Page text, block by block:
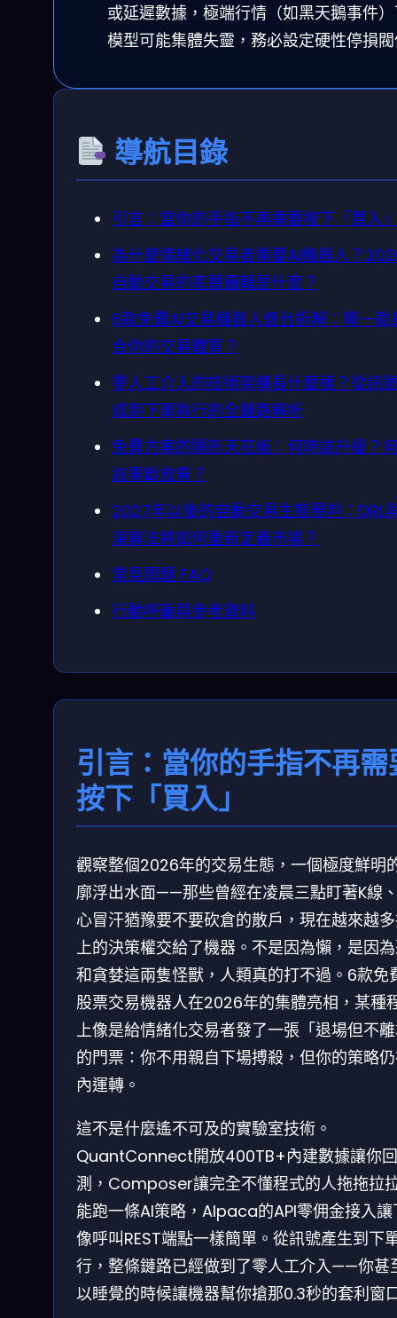
或延遲數據，極端行情（如黑天鵝事件
模型可能集體失靈，務必設定硬性停損
導航目錄
引言：當你的手指不再需要按下「買入
為什麼情緒化交易者需要AI機器人？
自動交易的底層邏輯是什麼？
6款免費AI交易機器人逐台拆解：哪一款
合你的交易體質？
零人工介入的技術架構長什麼樣？從訊
成到下單執行的全鏈路解析
免費方案的隱形天花板：何時該升級？
該果斷放棄？
2027年以後的自動交易生態預判：DRL
演算法將如何重新定義市場？
常見問題 FAQ
行動呼籲與參考資料
引言：當你的手指不再需
按下「買入」
觀察整個2026年的交易生態，一個極度鮮明
廓浮出水面——那些曾經在凌晨三點盯著K線
心冒汗猶豫要不要砍倉的散戶，現在越來越
上的決策權交給了機器。不是因為懶，是因
和貪婪這兩隻怪獸，人類真的打不過。6款免
股票交易機器人在2026年的集體亮相，某種
上像是給情緒化交易者發了一張「退場但不
的門票：你不用親自下場搏殺，但你的策略
內運轉。
這不是什麼遙不可及的實驗室技術。
QuantConnect開放400TB+內建數據讓你回
測，Composer讓完全不懂程式的人拖拖拉
能跑一條AI策略，Alpaca的API零佣金接入讓
像呼叫REST端點一樣簡單。從訊號產生到下
行，整條鏈路已經做到了零人工介入——你甚
以睡覺的時候讓機器幫你搶那0.3秒的套利窗